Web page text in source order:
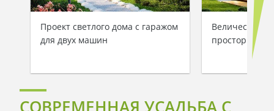
Проект светлого дома с гаражом
для двух машин
просторной
СОВРЕМЕННАЯ УСАДЬБА С